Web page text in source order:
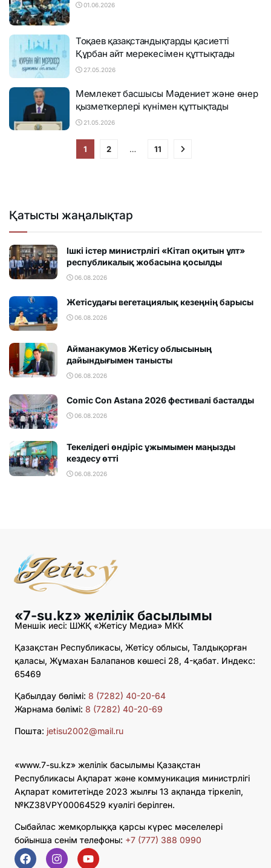
01.06.2026
Тоқаев қазақстандықтарды қасиетті
Құрбан айт мерекесімен құттықтады
27.05.2026
Мемлекет басшысы Мәдениет және өнер
қызметкерлері күнімен құттықтады
21.05.2026
1 2 … 11
Қатысты жаңалықтар
Ішкі істер министрлігі «Кітап оқитын ұлт»
республикалық жобасына қосылды
06.08.2026
Жетісудағы вегетациялық кезеңнің барысы
06.08.2026
Айманакумов Жетісу облысының
дайындығымен танысты
06.08.2026
Comic Con Astana 2026 фестивалi басталды
06.08.2026
Текелідегі өндіріс ұжымымен маңызды
кездесу өтті
06.08.2026
«7-su.kz» желілік басылымы
Меншік иесі: ШЖҚ «Жетісу Медиа» МКК
Қазақстан Республикасы, Жетісу облысы, Талдықорған
қаласы, Жұмахан Балапанов көшесі 28, 4-қабат. Индекс:
65469
Қабылдау бөлімі: 8 (7282) 40-20-64
Жарнама бөлімі: 8 (7282) 40-20-69
Пошта: jetisu2002@mail.ru
«www.7-su.kz» желілік басылымы Қазақстан
Республикасы Ақпарат және коммуникация министрлігі
Ақпарат комитетінде 2023 жылғы 13 ақпанда тіркеліп,
№KZ38VPY00064529 куәлігі берілген.
Сыбайлас жемқорлыққа қарсы күрес мәселелері
бойынша сенім телефоны: +7 (777) 388 0990